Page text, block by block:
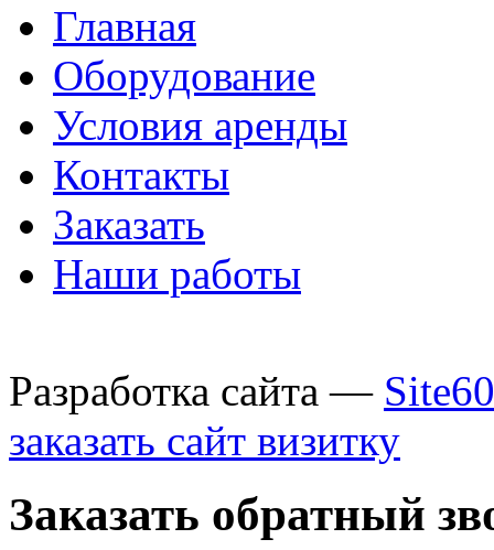
Главная
Оборудование
Условия аренды
Контакты
Заказать
Наши работы
Разработка сайта —
заказать сайт визитку
Заказать обратный